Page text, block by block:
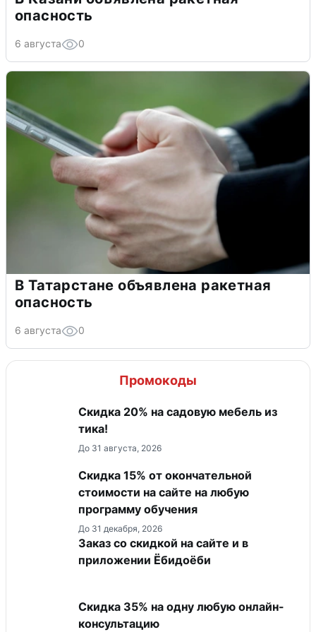
опасность
6 августа 0
В Татарстане объявлена ракетная
опасность
6 августа 0
Промокоды
Скидка 20% на садовую мебель из
тика!
До 31 августа, 2026
Скидка 15% от окончательной
стоимости на сайте на любую
программу обучения
До 31 декабря, 2026
Заказ со скидкой на сайте и в
приложении Ёбидоёби
Скидка 35% на одну любую онлайн-
консультацию